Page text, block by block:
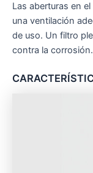
Las aberturas en
una ventilación
de uso. Un filtro
contra la corrosión.